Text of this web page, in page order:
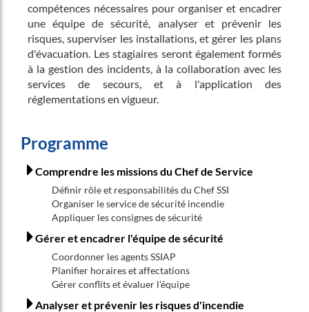
compétences nécessaires pour organiser et encadrer
une équipe de sécurité, analyser et prévenir les
risques, superviser les installations, et gérer les plans
d'évacuation. Les stagiaires seront également formés
à la gestion des incidents, à la collaboration avec les
services de secours, et à l'application des
réglementations en vigueur.
Programme
Comprendre les missions du Chef de Service
Définir rôle et responsabilités du Chef SSI
Organiser le service de sécurité incendie
Appliquer les consignes de sécurité
Gérer et encadrer l'équipe de sécurité
Coordonner les agents SSIAP
Planifier horaires et affectations
Gérer conflits et évaluer l’équipe
Analyser et prévenir les risques d'incendie